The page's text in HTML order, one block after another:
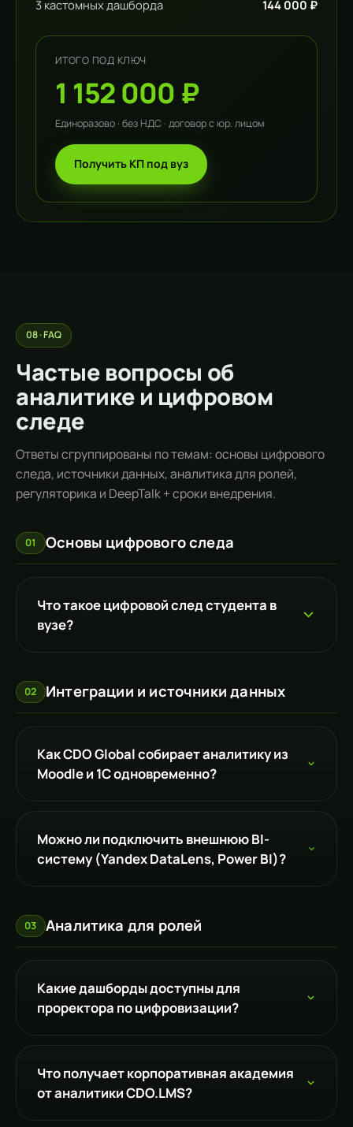
3 кастомных дашборда 144 000 ₽
ИТОГО ПОД КЛЮЧ
1 152 000 ₽
Единоразово · без НДС · договор с юр. лицом
Получить КП под вуз
08 · FAQ
Частые вопросы об
аналитике и цифровом
следе
Ответы сгруппированы по темам: основы цифрового
следа, источники данных, аналитика для ролей,
регуляторика и DeepTalk + сроки внедрения.
01 Основы цифрового следа
Что такое цифровой след студента в
вузе?
02 Интеграции и источники данных
Как CDO Global собирает аналитику из
Moodle и 1С одновременно?
Можно ли подключить внешнюю BI-
систему (Yandex DataLens, Power BI)?
03 Аналитика для ролей
Какие дашборды доступны для
проректора по цифровизации?
Что получает корпоративная академия
от аналитики CDO.LMS?